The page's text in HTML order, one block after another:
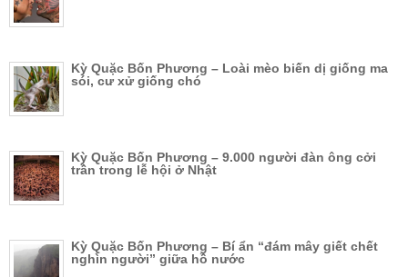
Kỳ Quặc Bốn Phương – Loài mèo biến dị giống ma
sói, cư xử giống chó
Kỳ Quặc Bốn Phương – 9.000 người đàn ông cởi
trần trong lễ hội ở Nhật
Kỳ Quặc Bốn Phương – Bí ẩn “đám mây giết chết
nghìn người” giữa hồ nước